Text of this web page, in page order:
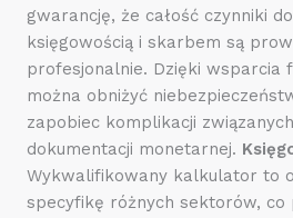
gwarancję, że całość czynniki
księgowością i skarbem są
profesjonalnie. Dzięki wsparcia
można obniżyć
zapobiec komplikacji
dokumentacji monetarnej.
Wykwalifikowany kalkulator to
specyfikę różnych sektorów, co